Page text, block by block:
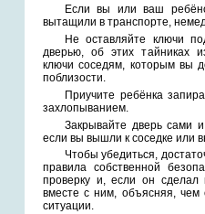
Если вы или ваш
вытащили в транспорте,
Не оставляйте ключи
дверью, об этих тайниках
ключи соседям, которым вы
поблизости.
Приучите ребёнка
захлопыванием.
Закрывайте дверь сами
если вы вышли к соседке или
Чтобы убедиться,
правила собственной
проверку и, если он сделал
вместе с ним, объясняя, чем
ситуации.